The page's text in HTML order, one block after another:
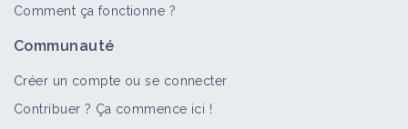
Comment ça fonctionne ?
Communauté
Créer un compte ou se connecter
Contribuer ? Ça commence ici !